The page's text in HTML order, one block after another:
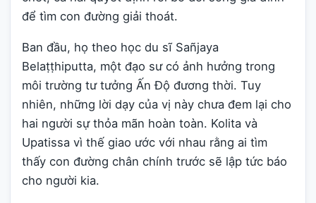
để tìm con đường giải thoát.
Ban đầu, họ theo học du sĩ Sañjaya
Belaṭṭhiputta, một đạo sư có ảnh hưởng trong
môi trường tư tưởng Ấn Độ đương thời. Tuy
nhiên, những lời dạy của vị này chưa đem lại cho
hai người sự thỏa mãn hoàn toàn. Kolita và
Upatissa vì thế giao ước với nhau rằng ai tìm
thấy con đường chân chính trước sẽ lập tức báo
cho người kia.